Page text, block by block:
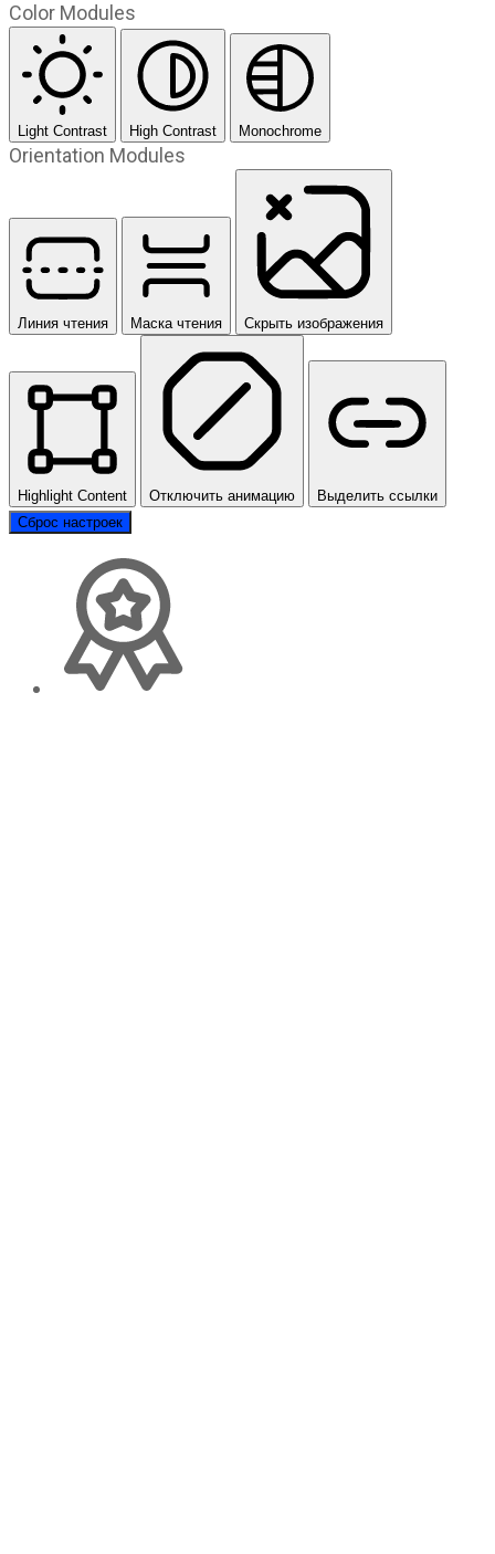
Color Modules
Light Contrast High Contrast Monochrome
Orientation Modules
Линия чтения Маска чтения Скрыть изображения
Highlight Content Отключить анимацию
Выделить ссылки
Сброс настроек